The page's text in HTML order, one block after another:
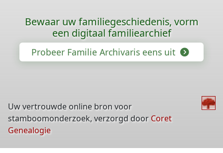
Bewaar uw familiegeschiedenis, vorm
een digitaal familiearchief
Probeer Familie Archivaris eens uit
Uw vertrouwde online bron voor
stamboomonderzoek, verzorgd door Coret
Genealogie